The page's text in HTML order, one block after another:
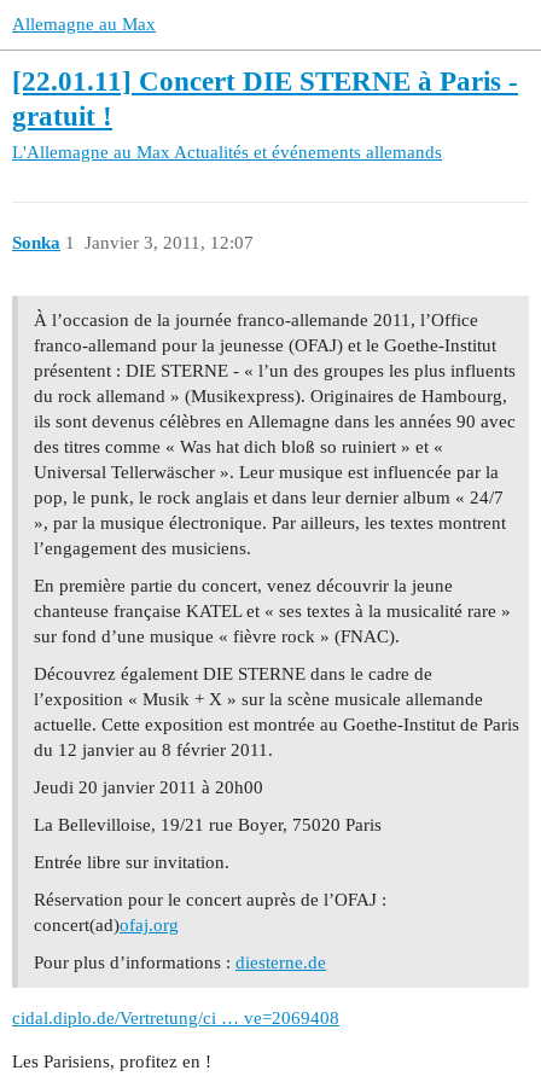
Allemagne au Max
[22.01.11] Concert DIE STERNE à Paris -
gratuit !
L'Allemagne au MaxActualités et événements allemands
Sonka Janvier 3, 2011, 12:07
1
À l’occasion de la journée franco-allemande 2011, l’Office
franco-allemand pour la jeunesse (OFAJ) et le Goethe-Institut
présentent : DIE STERNE - « l’un des groupes les plus influents
du rock allemand » (Musikexpress). Originaires de Hambourg,
ils sont devenus célèbres en Allemagne dans les années 90 avec
des titres comme « Was hat dich bloß so ruiniert » et «
Universal Tellerwäscher ». Leur musique est influencée par la
pop, le punk, le rock anglais et dans leur dernier album « 24/7
», par la musique électronique. Par ailleurs, les textes montrent
l’engagement des musiciens.
En première partie du concert, venez découvrir la jeune
chanteuse française KATEL et « ses textes à la musicalité rare »
sur fond d’une musique « fièvre rock » (FNAC).
Découvrez également DIE STERNE dans le cadre de
l’exposition « Musik + X » sur la scène musicale allemande
actuelle. Cette exposition est montrée au Goethe-Institut de Paris
du 12 janvier au 8 février 2011.
Jeudi 20 janvier 2011 à 20h00
La Bellevilloise, 19/21 rue Boyer, 75020 Paris
Entrée libre sur invitation.
Réservation pour le concert auprès de l’OFAJ :
concert(ad)ofaj.org
Pour plus d’informations : diesterne.de
cidal.diplo.de/Vertretung/ci … ve=2069408
Les Parisiens, profitez en !